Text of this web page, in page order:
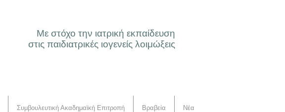
Με στόχο την ιατρική εκπαίδευση
στις παιδιατρικές ιογενείς λοιμώξεις
Συμβουλευτική Ακαδημαϊκή Επιτροπή Βραβεία Νέα